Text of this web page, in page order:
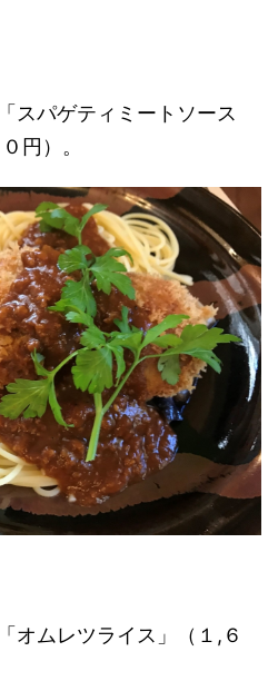
スパゲティミートソース
円）。
オムレツライス」（１,６